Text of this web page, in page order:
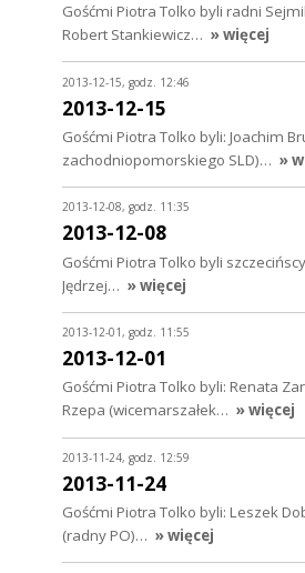
Gośćmi Piotra Tolko byli radni
Robert Stankiewicz… » więcej
2013-12-15, godz. 12:46
2013-12-15
Gośćmi Piotra Tolko byli: Joachim
zachodniopomorskiego SLD)… »
2013-12-08, godz. 11:35
2013-12-08
Gośćmi Piotra Tolko byli
Jędrzej… » więcej
2013-12-01, godz. 11:55
2013-12-01
Gośćmi Piotra Tolko byli: Renata
Rzepa (wicemarszałek… » więcej
2013-11-24, godz. 12:59
2013-11-24
Gośćmi Piotra Tolko byli: Leszek
(radny PO)… » więcej